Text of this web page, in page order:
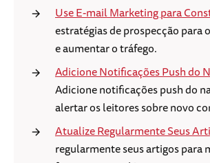
Use E-mail Marketing para
estratégias de prospecção para
e aumentar o tráfego.
Adicione Notificações Push do
Adicione notificações push do
alertar os leitores sobre novo
Atualize Regularmente Seus
regularmente seus artigos para